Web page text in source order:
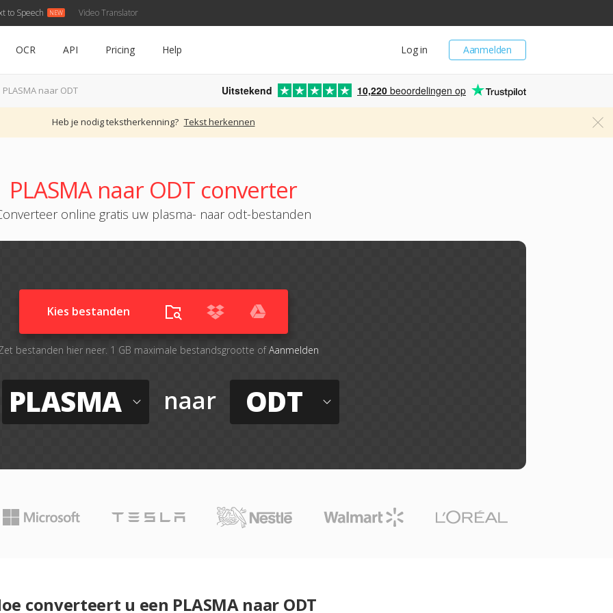
to Speech Video Translator
Aanmelden
Log in
OCR API Pricing Help
PLASMA naar ODT Uitstekend 10,220 beoordelingen op
Heb je nodig tekstherkenning? Tekst herkennen
PLASMA naar ODT converter
online gratis uw plasma- naar odt-bestanden
Kies bestanden
bestanden hier neer. 1 GB maximale bestandsgrootte ofAanmelden
PLASMA naar ODT
converteert u een PLASMA naar ODT